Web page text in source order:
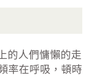
的人們慵懶的走
率在呼吸，頓時